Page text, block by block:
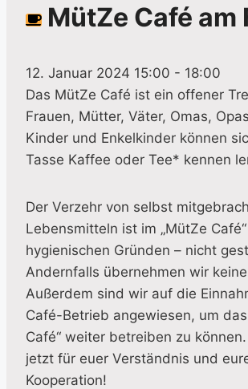
MütZe Café am
12. Januar 2024 15:00 - 18:00
Das MütZe Café ist ein offener
Frauen, Mütter, Väter, Omas,
Kinder und Enkelkinder können
Tasse Kaffee oder Tee* kennen
Der Verzehr von selbst
Lebensmitteln ist im „MütZe
hygienischen Gründen – nicht
Andernfalls übernehmen wir
Außerdem sind wir auf die
Café-Betrieb angewiesen, um das
Café“ weiter betreiben zu
jetzt für euer Verständnis und
Kooperation!